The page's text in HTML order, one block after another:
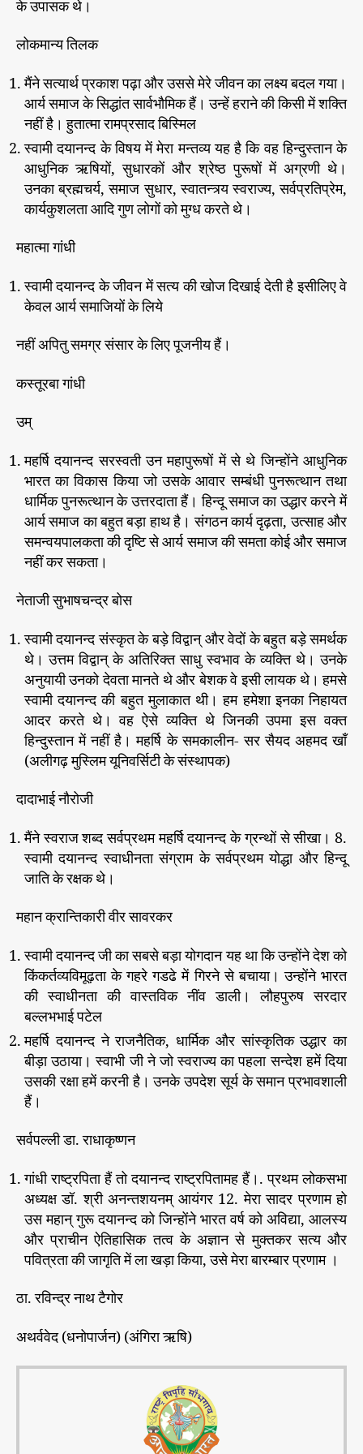
के उपासक थे।
लोकमान्य तिलक
मैंने सत्यार्थ प्रकाश पढ़ा और उससे मेरे जीवन का लक्ष्य बदल गया।
आर्य समाज के सिद्धांत सार्वभौमिक हैं। उन्हें हराने की किसी में शक्ति
नहीं है। हुतात्मा रामप्रसाद बिस्मिल
स्वामी दयानन्द के विषय में मेरा मन्तव्य यह है कि वह हिन्दुस्तान के
आधुनिक ऋषियों, सुधारकों और श्रेष्ठ पुरूषों में अग्रणी थे।
उनका ब्रह्मचर्य, समाज सुधार, स्वातन्त्र्य स्वराज्य, सर्वप्रतिप्रेम,
कार्यकुशलता आदि गुण लोगों को मुग्ध करते थे।
महात्मा गांधी
स्वामी दयानन्द के जीवन में सत्य की खोज दिखाई देती है इसीलिए वे
केवल आर्य समाजियों के लिये
नहीं अपितु समग्र संसार के लिए पूजनीय हैं।
कस्तूरबा गांधी
उम्
महर्षि दयानन्द सरस्वती उन महापुरूषों में से थे जिन्होंने आधुनिक
भारत का विकास किया जो उसके आवार सम्बंधी पुनरूत्थान तथा
धार्मिक पुनरूत्थान के उत्तरदाता हैं। हिन्दू समाज का उद्धार करने में
आर्य समाज का बहुत बड़ा हाथ है। संगठन कार्य दृढ़ता, उत्साह और
समन्वयपालकता की दृष्टि से आर्य समाज की समता कोई और समाज
नहीं कर सकता।
नेताजी सुभाषचन्द्र बोस
स्वामी दयानन्द संस्कृत के बड़े विद्वान् और वेदों के बहुत बड़े समर्थक
थे। उत्तम विद्वान् के अतिरिक्त साधु स्वभाव के व्यक्ति थे। उनके
अनुयायी उनको देवता मानते थे और बेशक वे इसी लायक थे। हमसे
स्वामी दयानन्द की बहुत मुलाकात थी। हम हमेशा इनका निहायत
आदर करते थे। वह ऐसे व्यक्ति थे जिनकी उपमा इस वक्त
हिन्दुस्तान में नहीं है। महर्षि के समकालीन- सर सैयद अहमद खाँ
(अलीगढ़ मुस्लिम यूनिवर्सिटी के संस्थापक)
दादाभाई नौरोजी
मैंने स्वराज शब्द सर्वप्रथम महर्षि दयानन्द के ग्रन्थों से सीखा। 8.
स्वामी दयानन्द स्वाधीनता संग्राम के सर्वप्रथम योद्धा और हिन्दू
जाति के रक्षक थे।
महान क्रान्तिकारी वीर सावरकर
स्वामी दयानन्द जी का सबसे बड़ा योगदान यह था कि उन्होंने देश को
किंकर्तव्यविमूढ़ता के गहरे गडढे में गिरने से बचाया। उन्होंने भारत
की स्वाधीनता की वास्तविक नींव डाली। लौहपुरुष सरदार
बल्लभभाई पटेल
महर्षि दयानन्द ने राजनैतिक, धार्मिक और सांस्कृतिक उद्धार का
बीड़ा उठाया। स्वाभी जी ने जो स्वराज्य का पहला सन्देश हमें दिया
उसकी रक्षा हमें करनी है। उनके उपदेश सूर्य के समान प्रभावशाली
हैं।
सर्वपल्ली डा. राधाकृष्णन
गांधी राष्ट्रपिता हैं तो दयानन्द राष्ट्रपितामह हैं।. प्रथम लोकसभा
अध्यक्ष डॉ. श्री अनन्तशयनम् आयंगर 12. मेरा सादर प्रणाम हो
उस महान् गुरू दयानन्द को जिन्होंने भारत वर्ष को अविद्या, आलस्य
और प्राचीन ऐतिहासिक तत्व के अज्ञान से मुक्तकर सत्य और
पवित्रता की जागृति में ला खड़ा किया, उसे मेरा बारम्बार प्रणाम ।
ठा. रविन्द्र नाथ टैगोर
अथर्ववेद (धनोपार्जन) (अंगिरा ऋषि)